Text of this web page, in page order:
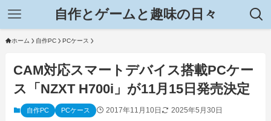
自作とゲームと趣味の日々
ホーム 自作PC PCケース
CAM対応スマートデバイス搭載PCケー
ス「NZXT H700i」が11月15日発売決定
自作PC PCケース 2017年11月10日 2025年5月30日